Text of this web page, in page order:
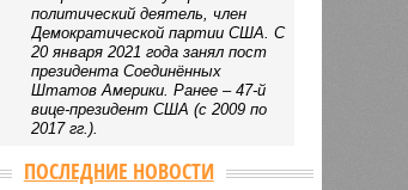
политический деятель, член
Демократической партии США. С
20 января 2021 года занял пост
президента Соединённых
Штатов Америки. Ранее – 47-й
вице-президент США (с 2009 по
2017 гг.).
ПОСЛЕДНИЕ НОВОСТИ